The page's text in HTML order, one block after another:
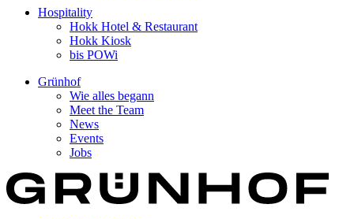
Hospitality
Hokk Hotel & Restaurant
Hokk Kiosk
bis POWi
Grünhof
Wie alles begann
Meet the Team
News
Events
Jobs